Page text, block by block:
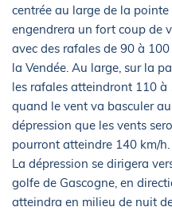
centrée au large de la
engendrera un fort coup de
avec des rafales de 90 à
la Vendée. Au large, sur la
les rafales atteindront 110 à
quand le vent va basculer au
dépression que les vents
pourront atteindre 140 km/h.
La dépression se dirigera
golfe de Gascogne, en
atteindra en milieu de nuit